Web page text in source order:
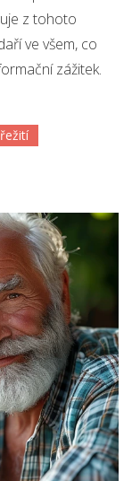
z tohoto
ve všem, co
zážitek.